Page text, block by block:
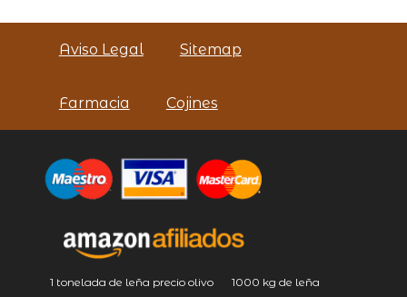
Aviso Legal Sitemap
Farmacia Cojines
1 tonelada de leña precio olivo 1000 kg de leña